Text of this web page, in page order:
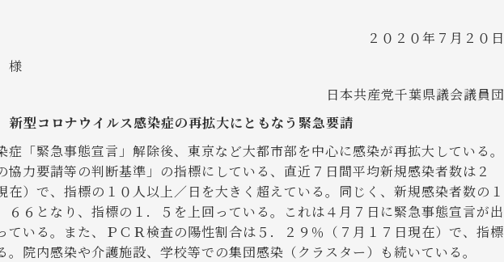
２０２０年７月２０日
様
日本共産党千葉県議会議員団
新型コロナウイルス感染症の再拡大にともなう緊急要請
症「緊急事態宣言」解除後、東京など大都市部を中心に感染が再拡大している。
協力要請等の判断基準」の指標にしている、直近７日間平均新規感染者数は２
在）で、指標の１０人以上／日を大きく超えている。同じく、新規感染者数の１
６６となり、指標の１．５を上回っている。これは４月７日に緊急事態宣言が出
ている。また、ＰＣＲ検査の陽性割合は５．２９％（７月１７日現在）で、指標
院内感染や介護施設、学校等での集団感染（クラスター）も続いている。